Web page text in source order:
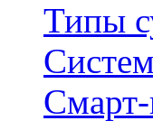
Типы